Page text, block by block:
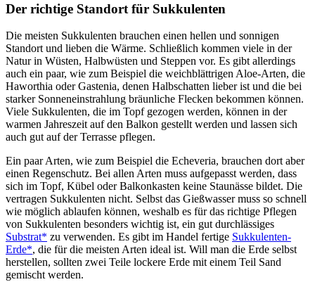
Der richtige Standort für Sukkulenten
Die meisten Sukkulenten brauchen einen hellen und sonnigen
Standort und lieben die Wärme. Schließlich kommen viele in der
Natur in Wüsten, Halbwüsten und Steppen vor. Es gibt allerdings
auch ein paar, wie zum Beispiel die weichblättrigen Aloe-Arten, die
Haworthia oder Gastenia, denen Halbschatten lieber ist und die bei
starker Sonneneinstrahlung bräunliche Flecken bekommen können.
Viele Sukkulenten, die im Topf gezogen werden, können in der
warmen Jahreszeit auf den Balkon gestellt werden und lassen sich
auch gut auf der Terrasse pflegen.
Ein paar Arten, wie zum Beispiel die Echeveria, brauchen dort aber
einen Regenschutz. Bei allen Arten muss aufgepasst werden, dass
sich im Topf, Kübel oder Balkonkasten keine Staunässe bildet. Die
vertragen Sukkulenten nicht. Selbst das Gießwasser muss so schnell
wie möglich ablaufen können, weshalb es für das richtige Pflegen
von Sukkulenten besonders wichtig ist, ein gut durchlässiges
Substrat* zu verwenden. Es gibt im Handel fertige Sukkulenten-
Erde*, die für die meisten Arten ideal ist. Will man die Erde selbst
herstellen, sollten zwei Teile lockere Erde mit einem Teil Sand
gemischt werden.